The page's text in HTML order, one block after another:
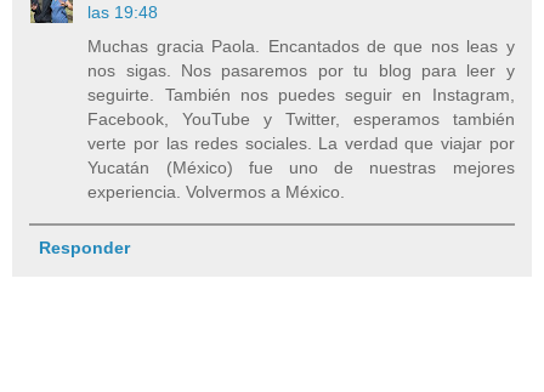
las 19:48
Muchas gracia Paola. Encantados de que nos leas y
nos sigas. Nos pasaremos por tu blog para leer y
seguirte. También nos puedes seguir en Instagram,
Facebook, YouTube y Twitter, esperamos también
verte por las redes sociales. La verdad que viajar por
Yucatán (México) fue uno de nuestras mejores
experiencia. Volvermos a México.
Responder